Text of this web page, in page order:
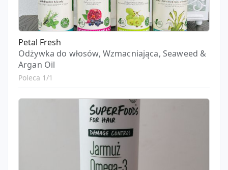
Petal Fresh
Odżywka do włosów, Wzmacniająca, Seaweed &
Argan Oil
Poleca 1/1